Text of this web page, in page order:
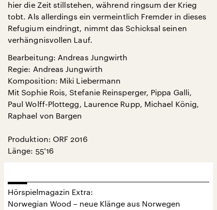
hier die Zeit stillstehen, während ringsum der Krieg
tobt. Als allerdings ein vermeintlich Fremder in dieses
Refugium eindringt, nimmt das Schicksal seinen
verhängnisvollen Lauf.
Bearbeitung: Andreas Jungwirth
Regie: Andreas Jungwirth
Komposition: Miki Liebermann
Mit Sophie Rois, Stefanie Reinsperger, Pippa Galli,
Paul Wolff-Plottegg, Laurence Rupp, Michael König,
Raphael von Bargen
Produktion: ORF 2016
Länge: 55'16
Hörspielmagazin Extra:
Norwegian Wood – neue Klänge aus Norwegen